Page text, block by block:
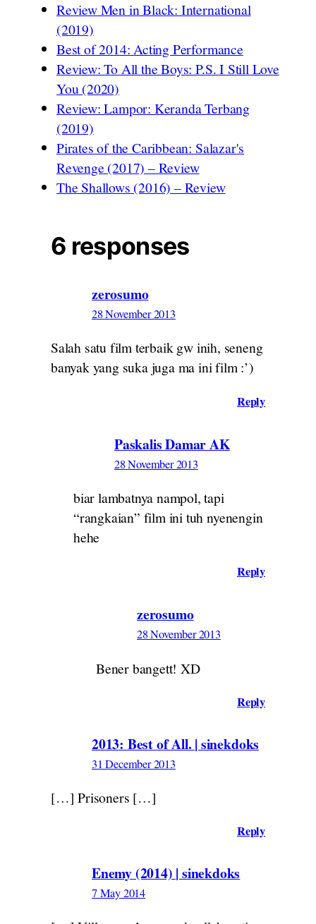
Review Men in Black: International
(2019)
Best of 2014: Acting Performance
Review: To All the Boys: P.S. I Still Love
You (2020)
Review: Lampor: Keranda Terbang
(2019)
Pirates of the Caribbean: Salazar's
Revenge (2017) – Review
The Shallows (2016) – Review
6 responses
zerosumo
28 November 2013
Salah satu film terbaik gw inih, seneng
banyak yang suka juga ma ini film :’)
Reply
Paskalis Damar AK
28 November 2013
biar lambatnya nampol, tapi
“rangkaian” film ini tuh nyenengin
hehe
Reply
zerosumo
28 November 2013
Bener bangett! XD
Reply
2013: Best of All. | sinekdoks
31 December 2013
[…] Prisoners […]
Reply
Enemy (2014) | sinekdoks
7 May 2014